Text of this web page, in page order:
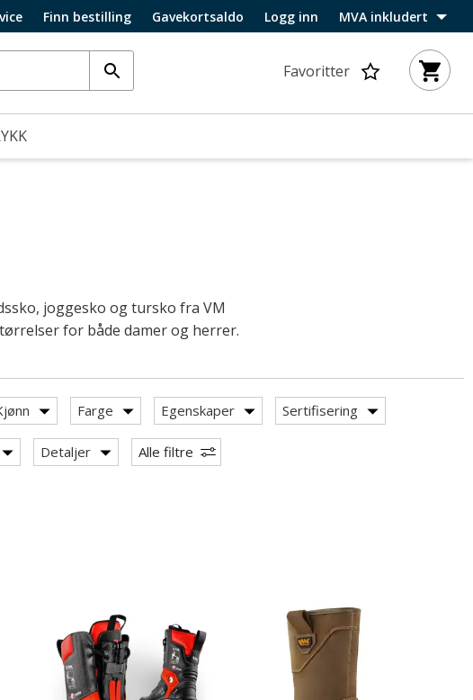
Finn bestilling Gavekortsaldo Logg inn MVA inkludert
Favoritter
joggesko og tursko fra VM
for både damer og herrer.
Farge Egenskaper Sertifisering
Detaljer Alle filtre